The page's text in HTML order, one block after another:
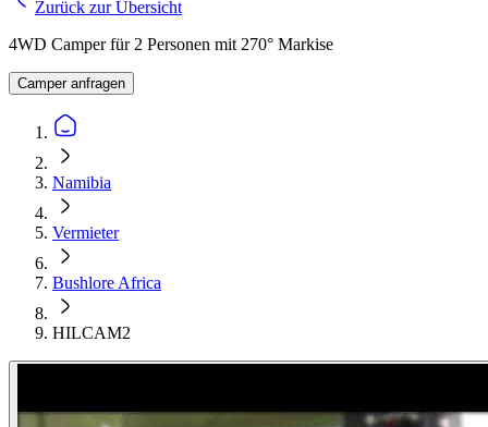
Zurück zur Übersicht
4WD Camper für 2 Personen mit 270° Markise
Camper anfragen
Namibia
Vermieter
Bushlore Africa
HILCAM2